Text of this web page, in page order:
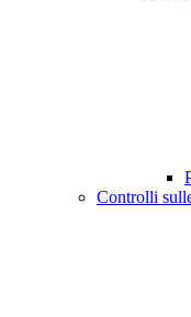
Controlli